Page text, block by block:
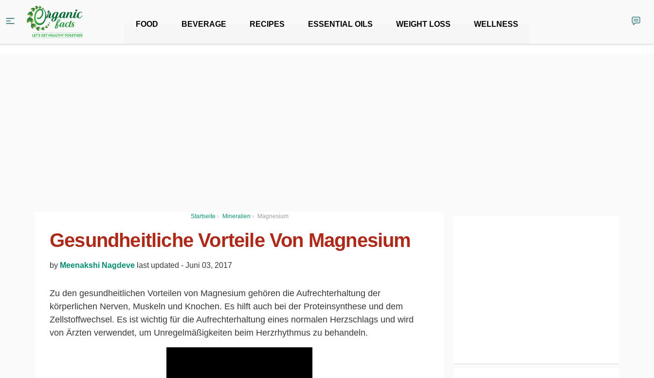
FOOD BEVERAGE RECIPES ESSENTIAL OILS WEIGHT LOSS WELLNESS
Startseite › Mineralien › Magnesium
Gesundheitliche Vorteile Von Magnesium
by Meenakshi Nagdeve last updated - Juni 03, 2017
Zu den gesundheitlichen Vorteilen von Magnesium gehören die Aufrechterhaltung der
körperlichen Nerven, Muskeln und Knochen. Es hilft auch bei der Proteinsynthese und dem
Zellstoffwechsel. Es ist wichtig für die Aufrechterhaltung eines normalen Herzschlags und wird
von Ärzten verwendet, um Unregelmäßigkeiten beim Herzrhythmus zu behandeln.